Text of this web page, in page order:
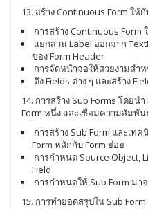
13. สร้าง Continuous Form ให้
การสร้าง Continuous Form
แยกส่วน Label ออกจาก
ของ Form Header
การจัดหน้าจอให้สวยงามสำ
ดึง Fields ต่าง ๆ และสร้าง
14. การสร้าง Sub Forms โดยน
Form หนึ่ง และเชื่อมความสัมพัน
การสร้าง Sub Form และเท
Form หลักกับ Form ย่อย
การกำหนด Source Object,
Field
การกำหนดให้ Sub Form มา
15. การทำยอดสรุปใน Sub